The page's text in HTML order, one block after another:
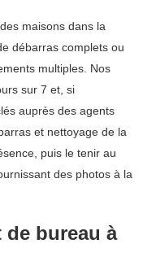
maisons dans la
débarras complets ou
multiples. Nos
sur 7 et, si
auprès des agents
et nettoyage de la
puis le tenir au
des photos à la
de bureau à